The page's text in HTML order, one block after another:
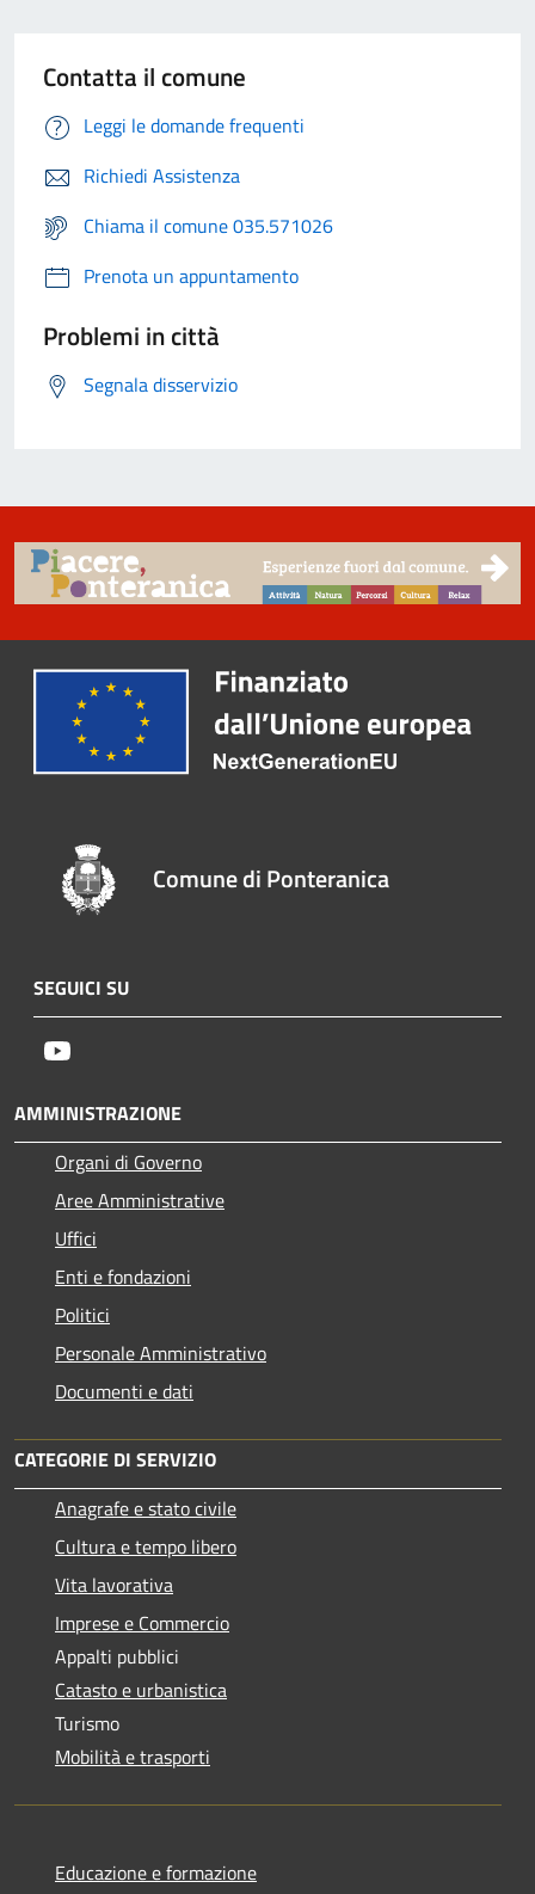
Contatta il comune
Leggi le domande frequenti
Richiedi Assistenza
Chiama il comune 035.571026
Prenota un appuntamento
Problemi in città
Segnala disservizio
Comune di Ponteranica
SEGUICI SU
AMMINISTRAZIONE
Organi di Governo
Aree Amministrative
Uffici
Enti e fondazioni
Politici
Personale Amministrativo
Documenti e dati
CATEGORIE DI SERVIZIO
Anagrafe e stato civile
Cultura e tempo libero
Vita lavorativa
Imprese e Commercio
Appalti pubblici
Catasto e urbanistica
Turismo
Mobilità e trasporti
Educazione e formazione